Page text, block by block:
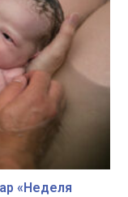
«Неделя